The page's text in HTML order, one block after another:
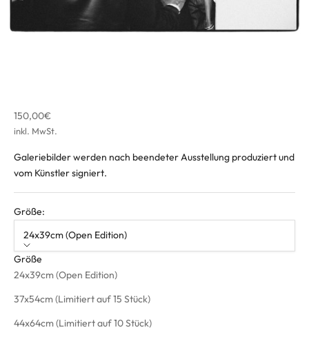
Angebot
150,00€
inkl. MwSt.
Galeriebilder werden nach beendeter Ausstellung produziert und
vom Künstler signiert.
Größe:
24x39cm (Open Edition)
Größe
24x39cm (Open Edition)
37x54cm (Limitiert auf 15 Stück)
44x64cm (Limitiert auf 10 Stück)